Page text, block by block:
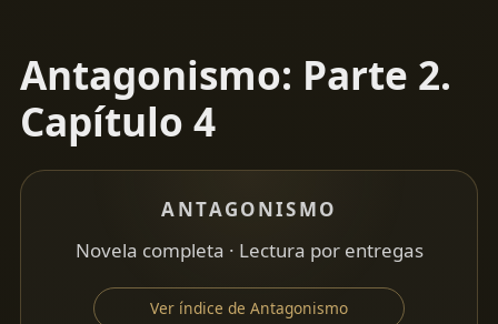
Antagonismo: Parte 2.
Capítulo 4
ANTAGONISMO
Novela completa · Lectura por entregas
Ver índice de Antagonismo